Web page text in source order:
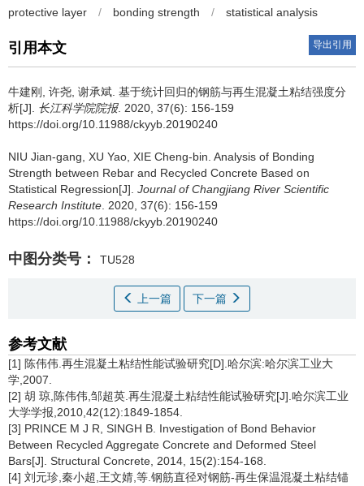
protective layer
/ bonding strength / statistical analysis
引用本文 导出引用
牛建刚, 许尧, 谢承斌. 基于统计回归的钢筋与再生混凝土粘结强度分
析[J]. 长江科学院院报. 2020, 37(6): 156-159
https://doi.org/10.11988/ckyyb.20190240
NIU Jian-gang, XU Yao, XIE Cheng-bin. Analysis of Bonding
Strength between Rebar and Recycled Concrete Based on
Statistical Regression[J]. Journal of Changjiang River Scientific
Research Institute . 2020, 37(6): 156-159
https://doi.org/10.11988/ckyyb.20190240
中图分类号： TU528
上一篇 下一篇
参考文献
[1] 陈伟伟.再生混凝土粘结性能试验研究[D].哈尔滨:哈尔滨工业大
学,2007.
[2] 胡 琼,陈伟伟,邹超英.再生混凝土粘结性能试验研究[J].哈尔滨工业
大学学报,2010,42(12):1849-1854.
[3] PRINCE M J R, SINGH B. Investigation of Bond Behavior
Between Recycled Aggregate Concrete and Deformed Steel
Bars[J]. Structural Concrete, 2014, 15(2):154-168.
[4] 刘元珍,秦小超,王文婧,等.钢筋直径对钢筋-再生保温混凝土粘结锚